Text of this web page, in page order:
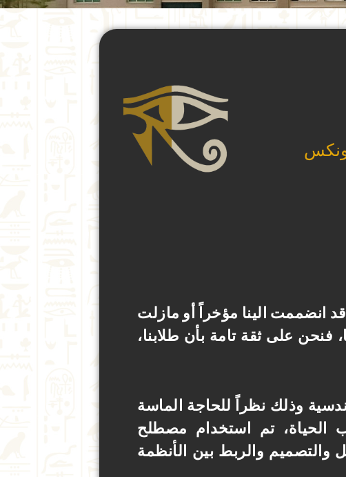
انضممت الينا مؤخراً أو مازلت
، فنحن على ثقة تامة بأن طلابنا،
وذلك نظراً للحاجة الماسة
الحياة، تم استخدام مصطلح
والتصميم والربط بين الأنظمة